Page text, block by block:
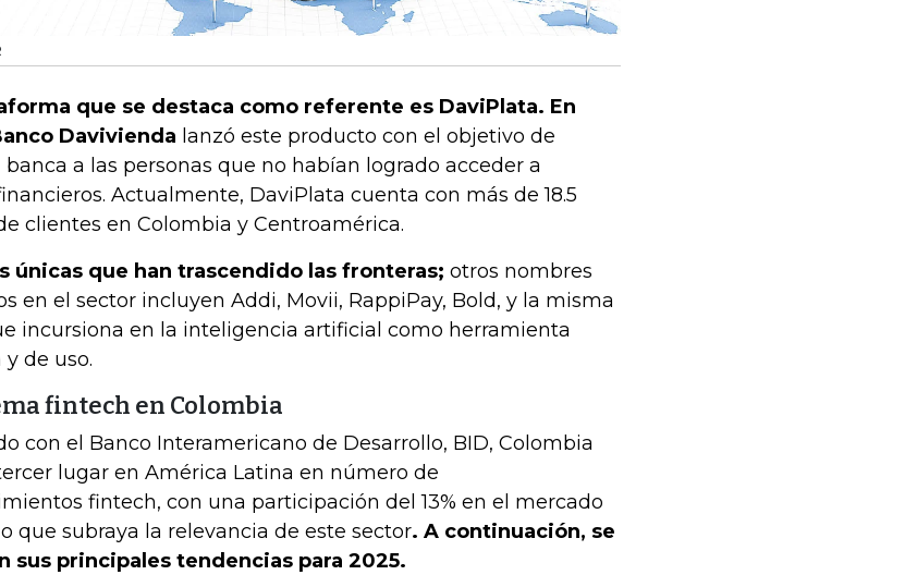
que se destaca como referente es DaviPlata. En
Davivienda lanzó este producto con el objetivo de
banca a las personas que no habían logrado acceder a
Actualmente, DaviPlata cuenta con más de 18.5
clientes en Colombia y Centroamérica.
únicas que han trascendido las fronteras; otros nombres
en el sector incluyen Addi, Movii, RappiPay, Bold, y la misma
incursiona en la inteligencia artificial como herramienta
de uso.
fintech en Colombia
con el Banco Interamericano de Desarrollo, BID, Colombia
lugar en América Latina en número de
fintech, con una participación del 13% en el mercado
que subraya la relevancia de este sector. A continuación, se
sus principales tendencias para 2025.